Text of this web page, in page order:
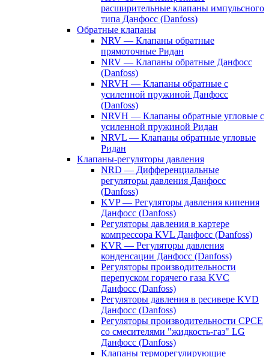
расширительные клапаны импульсного
типа Данфосс (Danfoss)
Обратные клапаны
NRV — Клапаны обратные
прямоточные Ридан
NRV — Клапаны обратные Данфосс
(Danfoss)
NRVH — Клапаны обратные с
усиленной пружиной Данфосс
(Danfoss)
NRVH — Клапаны обратные угловые с
усиленной пружиной Ридан
NRVL — Клапаны обратные угловые
Ридан
Клапаны-регуляторы давления
NRD — Дифференциальные
регуляторы давления Данфосс
(Danfoss)
KVP — Регуляторы давления кипения
Данфосс (Danfoss)
Регуляторы давления в картере
компрессора KVL Данфосс (Danfoss)
KVR — Регуляторы давления
конденсации Данфосс (Danfoss)
Регуляторы производительности
перепуском горячего газа KVC
Данфосс (Danfoss)
Регуляторы давления в ресивере KVD
Данфосс (Danfoss)
Регуляторы производительности CPCE
со смесителями "жидкость-газ" LG
Данфосс (Danfoss)
Клапаны терморегулирующие